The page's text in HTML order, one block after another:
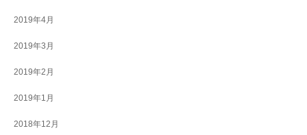
2019年4月
2019年3月
2019年2月
2019年1月
2018年12月